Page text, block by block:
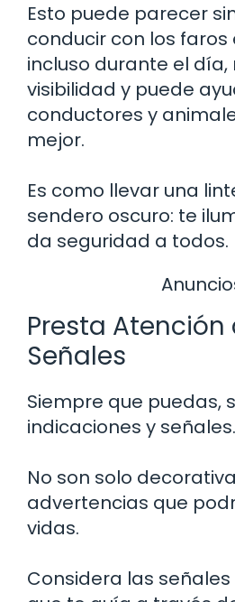
Esto puede parecer
conducir con los faros
incluso durante el
visibilidad y puede
conductores y
mejor.
Es como llevar una
sendero oscuro: te
da seguridad a todos.
Presta Atención
Señales
Siempre que puedas,
indicaciones y señales.
No son solo
advertencias que
vidas.
Considera las